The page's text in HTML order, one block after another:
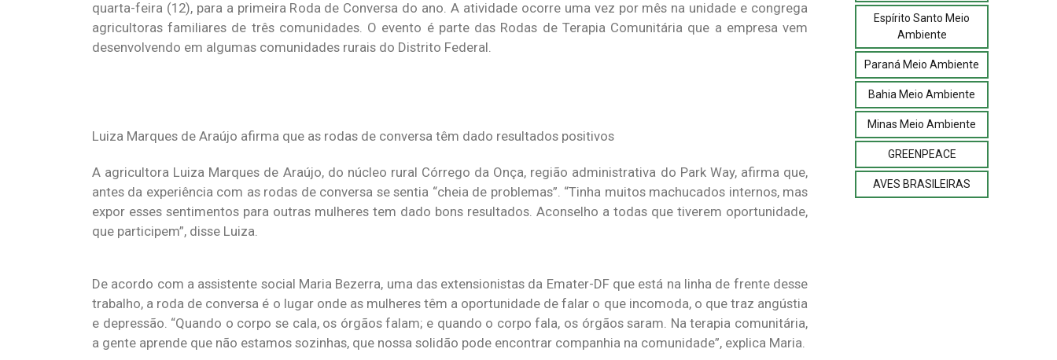
quarta-feira (12), para a primeira Roda de Conversa do ano. A atividade ocorre uma vez por mês na unidade e congrega
agricultoras familiares de três comunidades. O evento é parte das Rodas de Terapia Comunitária que a empresa vem
desenvolvendo em algumas comunidades rurais do Distrito Federal.
Luiza Marques de Araújo afirma que as rodas de conversa têm dado resultados positivos
A agricultora Luiza Marques de Araújo, do núcleo rural Córrego da Onça, região administrativa do Park Way, afirma que,
antes da experiência com as rodas de conversa se sentia “cheia de problemas”. “Tinha muitos machucados internos, mas
expor esses sentimentos para outras mulheres tem dado bons resultados. Aconselho a todas que tiverem oportunidade,
que participem”, disse Luiza.
De acordo com a assistente social Maria Bezerra, uma das extensionistas da Emater-DF que está na linha de frente desse
trabalho, a roda de conversa é o lugar onde as mulheres têm a oportunidade de falar o que incomoda, o que traz angústia
e depressão. “Quando o corpo se cala, os órgãos falam; e quando o corpo fala, os órgãos saram. Na terapia comunitária,
a gente aprende que não estamos sozinhas, que nossa solidão pode encontrar companhia na comunidade”, explica Maria.
Espírito Santo Meio
Ambiente
Paraná Meio Ambiente
Bahia Meio Ambiente
Minas Meio Ambiente
GREENPEACE
AVES BRASILEIRAS